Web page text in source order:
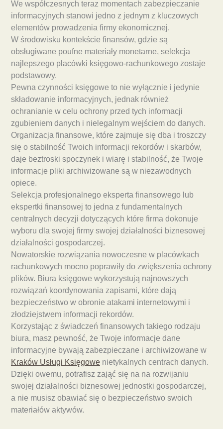
We współczesnych teraz momentach zabezpieczanie
informacyjnych stanowi jedno z jednym z kluczowych
elementów prowadzenia firmy ekonomicznej.
W środowisku kontekście finansów, gdzie są
obsługiwane poufne materiały monetarne, selekcja
najlepszego placówki księgowo-rachunkowego zostaje
podstawowy.
Pewna czynności księgowe to nie wyłącznie i jedynie
składowanie informacyjnych, jednak również
ochranianie w celu ochrony przed tych informacji
zgubieniem danych i nielegalnym wejściem do danych.
Organizacja finansowe, które zajmuje się dba i troszczy
się o stabilność Twoich informacji rekordów i skarbów,
daje beztroski spoczynek i wiarę i stabilność, że Twoje
informacje pliki archiwizowane są w niezawodnych
opiece.
Selekcja profesjonalnego eksperta finansowego lub
ekspertki finansowej to jedna z fundamentalnych
centralnych decyzji dotyczących które firma dokonuje
wyboru dla swojej firmy swojej działalności biznesowej
działalności gospodarczej.
Nowatorskie rozwiązania nowoczesne w placówkach
rachunkowych mocno poprawiły do zwiększenia ochrony
plików. Biura księgowe wykorzystują najnowszych
rozwiązań koordynowania zapisami, które dają
bezpieczeństwo w obronie atakami internetowymi i
złodziejstwem informacji rekordów.
Korzystając z świadczeń finansowych takiego rodzaju
biura, masz pewność, że Twoje informacje dane
informacyjne bywają zabezpieczane i archiwizowane w
Kraków Usługi Księgowe nietykalnych centrach danych.
Dzięki owemu, potrafisz zająć się na na rozwijaniu
swojej działalności biznesowej jednostki gospodarczej,
a nie musisz obawiać się o bezpieczeństwo swoich
materiałów aktywów.